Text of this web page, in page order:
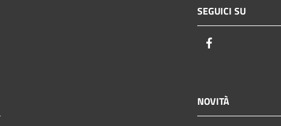
SEGUICI SU
NOVITÀ